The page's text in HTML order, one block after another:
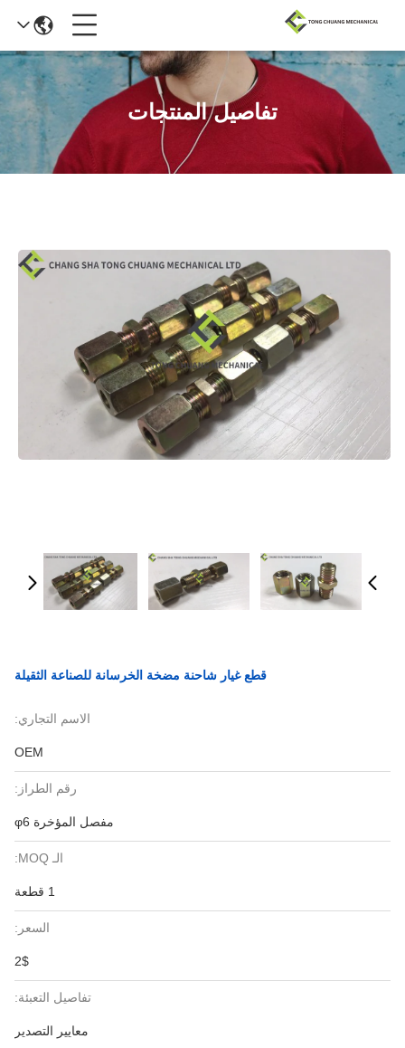
تفاصيل المنتجات
قطع غيار شاحنة مضخة الخرسانة للصناعة الثقيلة
الاسم التجاري:
OEM
رقم الطراز:
مفصل المؤخرة φ6
الـ MOQ:
1 قطعة
السعر:
2$
تفاصيل التعبئة:
معايير التصدير